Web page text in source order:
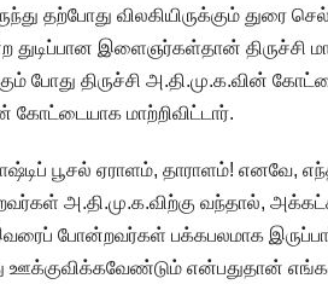
தற்போது விலகியிருக்கும்
இளைஞர்கள்தான் திருச்சி
போது திருச்சி அ.தி.மு.க.வின்
கோட்டையாக மாற்றிவிட்டார்.
பூசல் ஏராளம், தாராளம்! எனவே,
அ.தி.மு.க.விற்கு வந்தால்,
போன்றவர்கள் பக்கபலமாக
என்பதுதான்